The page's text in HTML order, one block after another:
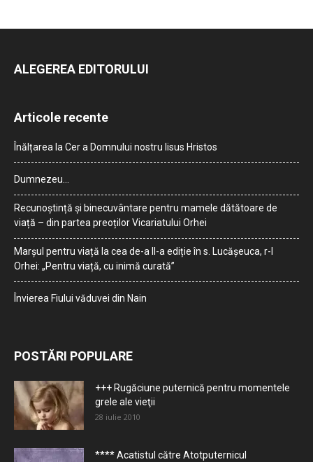
ALEGEREA EDITORULUI
Articole recente
Înălțarea la Cer a Domnului nostru Iisus Hristos
Dumnezeu…
Recunoștință și binecuvântare pentru mamele dătătoare de
viață – din partea preoților Vicariatului Orhei
Marșul pentru viață la cea de-a II-a ediție în s. Lucășeuca, r-l
Orhei: „Pentru viață, cu inimă curată”
Învierea Fiului văduvei din Nain
POSTĂRI POPULARE
+++ Rugăciune puternică pentru momentele
grele ale vieţii
28 iulie 2010
**** Acatistul către Atotputernicul